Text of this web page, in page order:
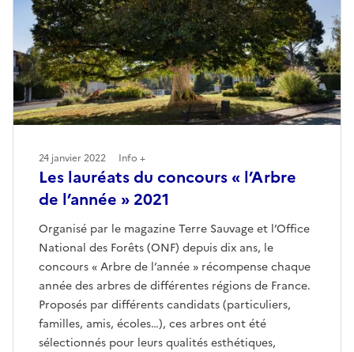
Les lauréats du concours « l’Arbre
de l’année » 2021
Organisé par le magazine Terre Sauvage et l’Office
National des Forêts (ONF) depuis dix ans, le
concours « Arbre de l’année » récompense chaque
année des arbres de différentes régions de France.
Proposés par différents candidats (particuliers,
familles, amis, écoles…), ces arbres ont été
sélectionnés pour leurs qualités esthétiques,
24 janvier 2022 Info +